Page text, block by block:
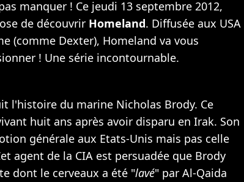
manquer ! Ce jeudi 13 septembre 2012,
de découvrir Homeland. Diffusée aux USA
(comme Dexter), Homeland va vous
! Une série incontournable.
l'histoire du marine Nicholas Brody. Ce
huit ans après avoir disparu en Irak. Son
générale aux Etats-Unis mais pas celle
agent de la CIA est persuadée que Brody
dont le cerveaux a été "lavé" par Al-Qaida